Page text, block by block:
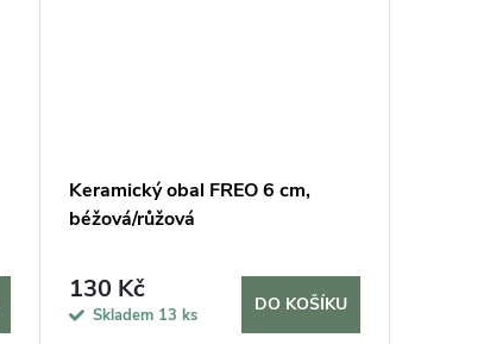
Keramický obal FREO 6 cm,
béžová/růžová
130 Kč
Skladem 13 ks
DO KOŠÍKU